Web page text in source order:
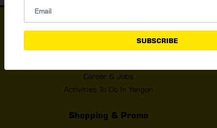
SUBSCRIBE
Things to Do
What's Happening In Yangon
Career & Jobs
Activities To Do In Yangon
Shopping & Promo